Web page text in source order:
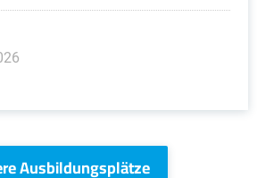
Ausbildungsplätze